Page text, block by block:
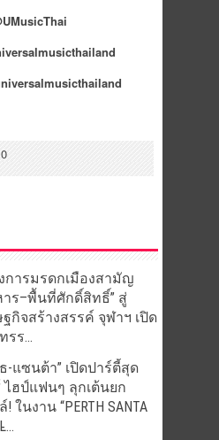
การมรดกเมืองสามัญ
าร–พื้นที่ศักดิ์สิทธิ์” สู่
ฐกิจสร้างสรรค์ จุฬาฯ เปิด
รร...
ธ-แซนต้า” เปิดปาร์ตี้สุด
ฮป์แฟนๆ ลุกเต้นยก
ในงาน “PERTH SANTA